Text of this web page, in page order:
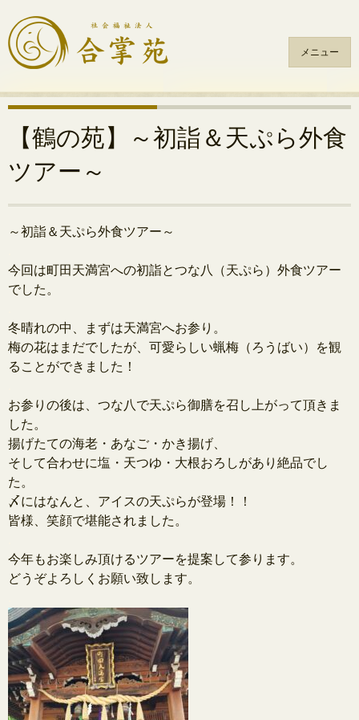
メニュー
コ
ン
ツ
へ
ス
プ
【鶴の苑】～初詣＆天ぷら外食
ツアー～
～初詣＆天ぷら外食ツアー～
今回は町田天満宮への初詣とつな八（天ぷら）外食ツアー
でした。
冬晴れの中、まずは天満宮へお参り。
梅の花はまだでしたが、可愛らしい蝋梅（ろうばい）
を観
ることができました！
お参りの後は、つな八で天ぷら御膳を召し上がって頂きま
した。
揚げたての海老・あなご・かき揚げ、
そして合わせに塩・天つゆ・大根おろしがあり絶品でし
た。
〆にはなんと、アイスの天ぷらが登場！！
皆様、笑顔で堪能されました。
今年もお楽しみ頂けるツアーを提案して参ります。
どうぞよろしくお願い致します。